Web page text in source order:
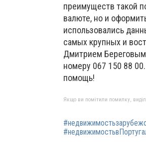
преимуществ такой
валюте, но и
использовались
самых крупных и
Дмитрием
номеру 067 150 88
помощь!
Якщо ви помітили помилку,